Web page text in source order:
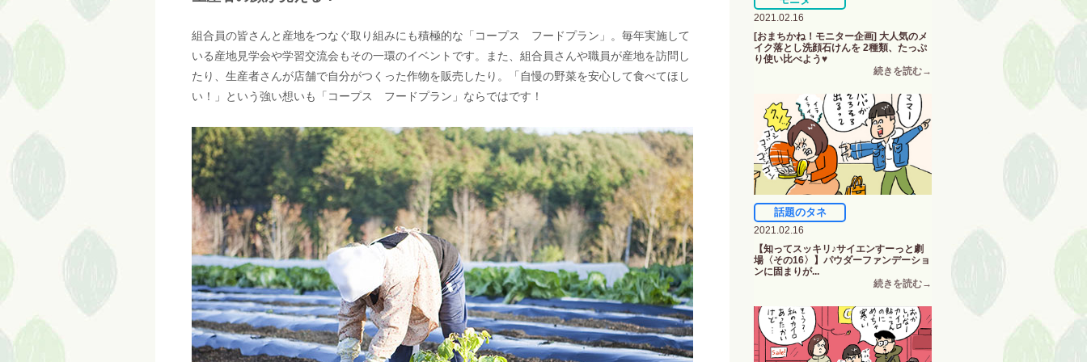
組合員の皆さんと産地をつなぐ取り組みにも積極的な「コープス フードプラン」。毎年実施して
いる産地見学会や学習交流会もその一環のイベントです。また、組合員さんや職員が産地を訪問し
たり、生産者さんが店舗で自分がつくった作物を販売したり。「自慢の野菜を安心して食べてほし
い！」という強い想いも「コープス フードプラン」ならではです！
2021.02.16
[おまちかね！モニター企画] 大人気のメ
イク落とし洗顔石けんを 2種類、たっぷ
り使い比べよう♥
話題のタネ
2021.02.16
【知ってスッキリ♪サイエンすーっと劇
場〈その16〉】パウダーファンデーショ
ンに固まりが...